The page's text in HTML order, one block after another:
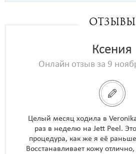
Отзывы
Ксения
Онлайн отзыв за 9
Целый месяц ходила в
раз в неделю на Jett Peel.
процедура, как же я её
Восстанавливает кожу